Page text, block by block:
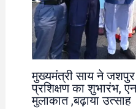
मुख्यमंत्री साय ने जशपुर
प्रशिक्षण का शुभारंभ,
मुलाकात ,बढ़ाया उत्साह